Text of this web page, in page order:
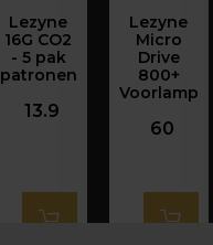
Lezyne
16G CO2
- 5 pak
patronen
13.9
Lezyne
Micro
Drive
800+
Voorlamp
60